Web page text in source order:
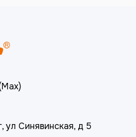
ул Синявинская, д 5